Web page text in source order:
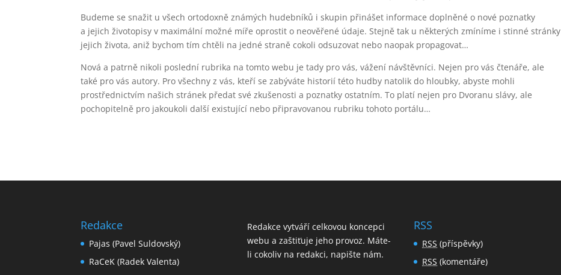
Budeme se snažit u všech ortodoxně známých hudebníků i skupin přinášet informace doplněné o nové poznatky
a jejich životopisy v maximální možné míře oprostit o neověřené údaje. Stejně tak u některých zmíníme i stinné stránky
jejich života, aniž bychom tím chtěli na jedné straně cokoli odsuzovat nebo naopak propagovat…
Nová a patrně nikoli poslední rubrika na tomto webu je tady pro vás, vážení návštěvníci. Nejen pro vás čtenáře, ale
také pro vás autory. Pro všechny z vás, kteří se zabýváte historií této hudby natolik do hloubky, abyste mohli
prostřednictvím našich stránek předat své zkušenosti a poznatky ostatním. To platí nejen pro Dvoranu slávy, ale
pochopitelně pro jakoukoli další existující nebo připravovanou rubriku tohoto portálu…
Redakce
Pajas (Pavel Suldovský)
RaCeK (Radek Valenta)
Redakce vytváří celkovou koncepci
webu a zaštiťuje jeho provoz. Máte-
li cokoliv na redakci, napište nám.
RSS
RSS (příspěvky)
RSS (komentáře)